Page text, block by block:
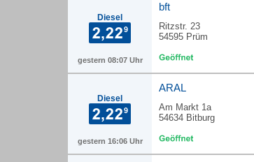
Diesel
gestern 08:07 Uhr
bft
Ritzstr. 23
54595 Prüm
Diesel
gestern 16:06 Uhr
ARAL
Am Markt 1a
54634 Bitburg